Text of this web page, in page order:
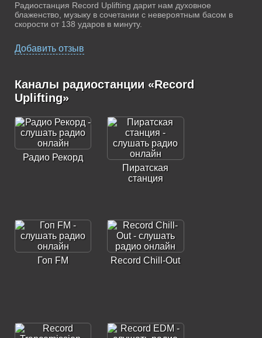
Радиостанция Record Uplifting дарит нам духовное
блаженство, музыку в сочетании с невероятным басом в
скорости от 138 ударов в минуту.
Добавить отзыв
Каналы радиостанции «Record
Uplifting»
Радио Рекорд
Пиратская
станция
Гоп FM Record Chill-Out